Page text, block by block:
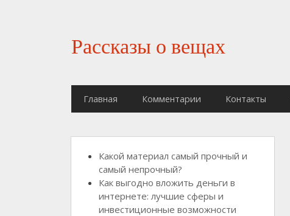
Рассказы о вещах
Главная Комментарии Контакты
Какой материал самый прочный и
самый непрочный?
Как выгодно вложить деньги в
интернете: лучшие сферы и
инвестиционные возможности